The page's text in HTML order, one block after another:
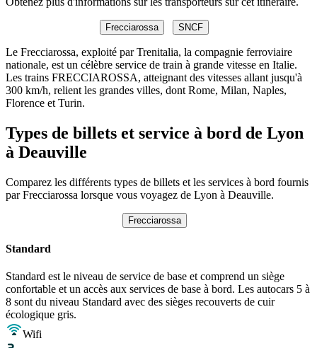
Frecciarossa SNCF
Le Frecciarossa, exploité par Trenitalia, la compagnie ferroviaire
nationale, est un célèbre service de train à grande vitesse en Italie.
Les trains FRECCIAROSSA, atteignant des vitesses allant jusqu'à
300 km/h, relient les grandes villes, dont Rome, Milan, Naples,
Florence et Turin.
Types de billets et service à bord de Lyon
à Deauville
Comparez les différents types de billets et les services à bord fournis
par Frecciarossa lorsque vous voyagez de Lyon à Deauville.
Frecciarossa
Standard
Standard est le niveau de service de base et comprend un siège
confortable et un accès aux services de base à bord. Les autocars 5 à
8 sont du niveau Standard avec des sièges recouverts de cuir
écologique gris.
Wifi